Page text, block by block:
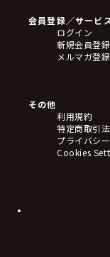
フィギュア
アクリルス
バッジ
キーホルダ
ステッカー
タペスト
アームサ
ブレードホ
食品・飲
会員登録／サービ
ログイン
新規会員登録
メルマガ登録
その他
利用規約
特定商取引
プライバシ
Cookies